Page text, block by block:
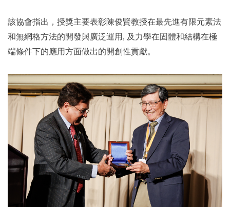
該協會指出，授獎主要表彰陳俊賢教授在最先進有限元素法
和無網格方法的開發與廣泛運用, 及力學在固體和結構在極
端條件下的應用方面做出的開創性貢獻。